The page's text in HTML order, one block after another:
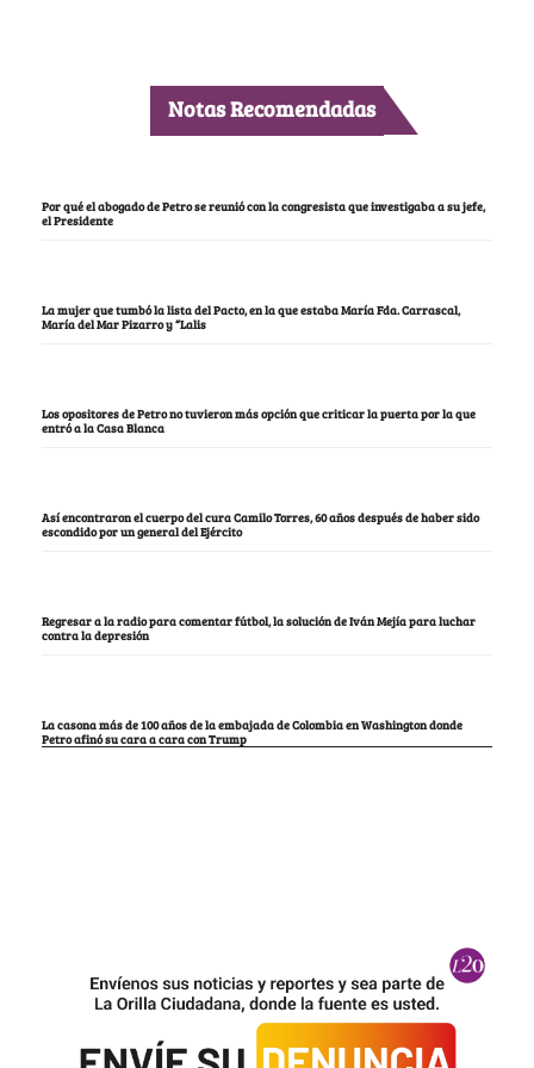
Notas Recomendadas
Por qué el abogado de Petro se reunió con la congresista que investigaba a su jefe,
el Presidente
La mujer que tumbó la lista del Pacto, en la que estaba María Fda. Carrascal,
María del Mar Pizarro y “Lalis
Los opositores de Petro no tuvieron más opción que criticar la puerta por la que
entró a la Casa Blanca
Así encontraron el cuerpo del cura Camilo Torres, 60 años después de haber sido
escondido por un general del Ejército
Regresar a la radio para comentar fútbol, la solución de Iván Mejía para luchar
contra la depresión
La casona más de 100 años de la embajada de Colombia en Washington donde
Petro afinó su cara a cara con Trump